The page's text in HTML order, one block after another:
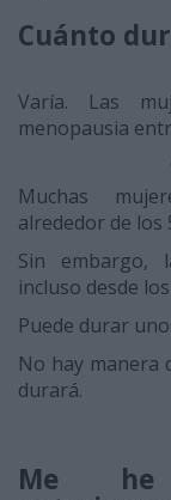
Cuánto
Varía. Las
menopausia
Muchas
alrededor de los
Sin embargo,
incluso desde
Puede durar
No hay manera
durará.
Me he